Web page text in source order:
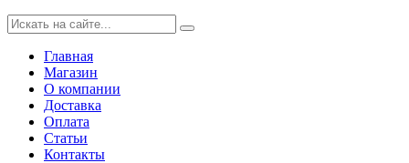
Главная
Магазин
О компании
Доставка
Оплата
Статьи
Контакты